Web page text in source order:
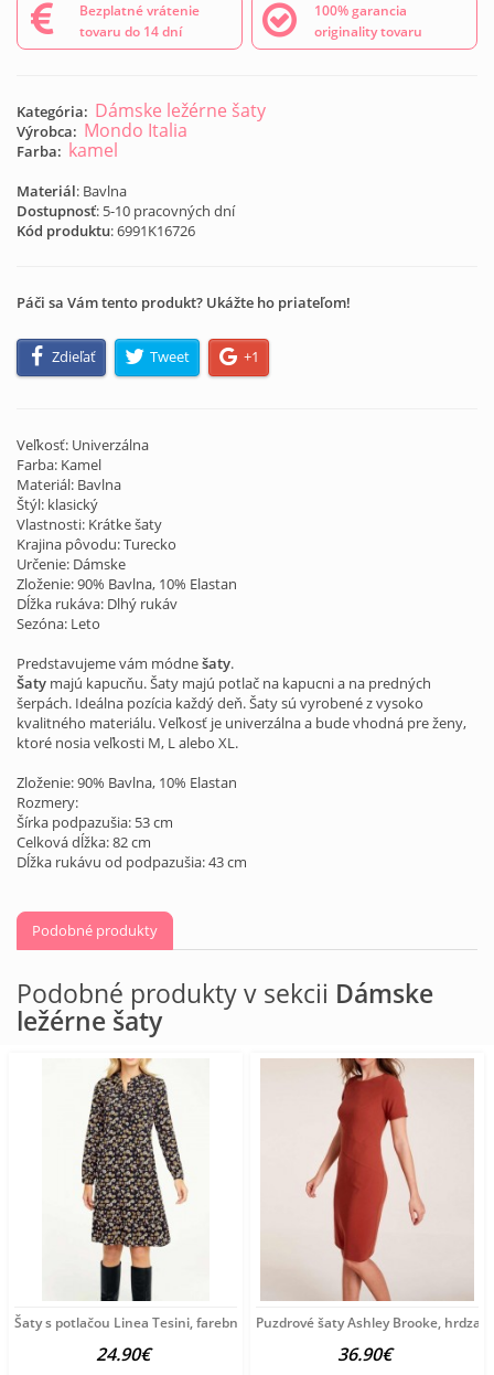
Bezplatné vrátenie
tovaru do 14 dní
100% garancia
originality tovaru
Kategória: Dámske ležérne šaty
Výrobca: Mondo Italia
Farba: kamel
Materiál: Bavlna
Dostupnosť: 5-10 pracovných dní
Kód produktu:6991K16726
Páči sa Vám tento produkt? Ukážte ho priateľom!
Zdieľať Tweet +1
Veľkosť: Univerzálna
Farba: Kamel
Materiál: Bavlna
Štýl: klasický
Vlastnosti: Krátke šaty
Krajina pôvodu: Turecko
Určenie: Dámske
Zloženie: 90% Bavlna, 10% Elastan
Dĺžka rukáva: Dlhý rukáv
Sezóna: Leto
Predstavujeme vám módnešaty.
Šaty majú kapucňu. Šaty majú potlač na kapucni a na predných
šerpách. Ideálna pozícia každý deň. Šaty sú vyrobené z vysoko
kvalitného materiálu. Veľkosť je univerzálna a bude vhodná pre ženy,
ktoré nosia veľkosti M, L alebo XL.
Zloženie: 90% Bavlna, 10% Elastan
Rozmery:
Šírka podpazušia: 53 cm
Celková dĺžka: 82 cm
Dĺžka rukávu od podpazušia: 43 cm
Podobné produkty
Podobné produkty v sekcii Dámske
ležérne šaty
Šaty s potlačou Linea Tesini, farebné
24.90€
Puzdrové šaty Ashley Brooke,
36.90€